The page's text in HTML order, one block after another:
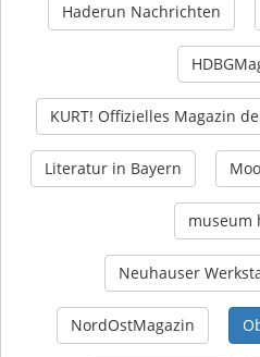
Haderun Nachrichten
KURT! Offizielles Magazin
Literatur in Bayern
museum
Neuhauser
NordOstMagazin